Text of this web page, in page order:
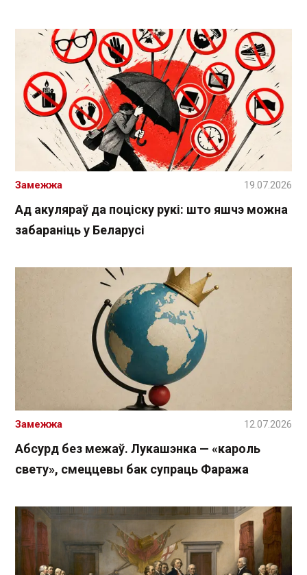
Ад акуляраў да поціску рукі: што яшчэ можна
забараніць у Беларусі
Замежжа 19.07.2026
Абсурд без межаў. Лукашэнка — «кароль
свету», смеццевы бак супраць Фаража
Замежжа 12.07.2026